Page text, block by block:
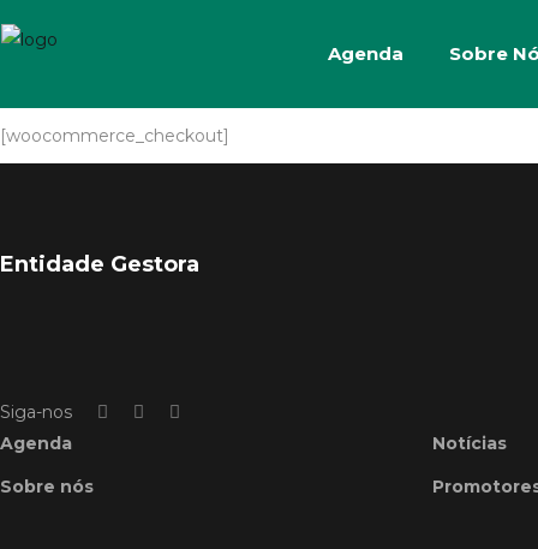
Agenda Sobre
[woocommerce_checkout]
Entidade Gestora
Siga-nos
Agenda
Notícias
Sobre nós